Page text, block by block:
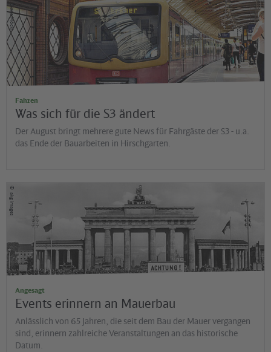
Diana Möckl
Fahren
Was sich für die S3 ändert
Der August bringt mehrere gute News für Fahrgäste der S3 - u.a.
das Ende der Bauarbeiten in Hirschgarten.
©
akg images
Angesagt
Events erinnern an Mauerbau
Anlässlich von 65 Jahren, die seit dem Bau der Mauer vergangen
sind, erinnern zahlreiche Veranstaltungen an das historische
Datum.